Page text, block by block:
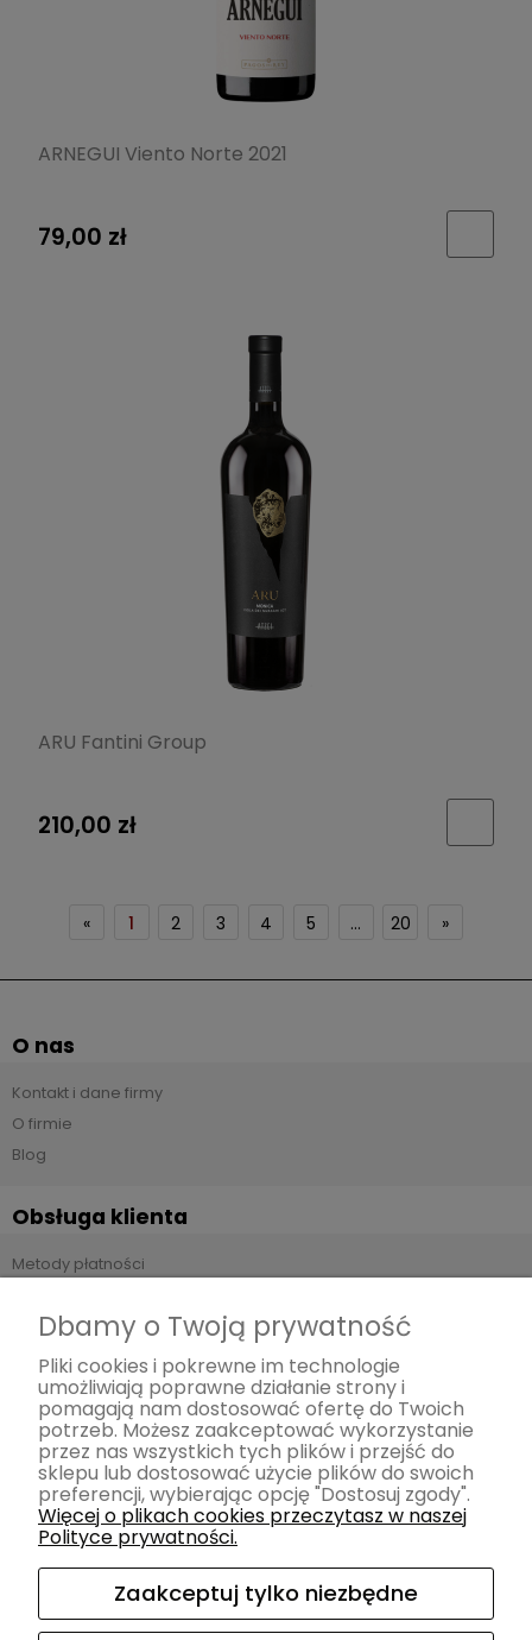
ARNEGUI Viento Norte 2021
79,00 zł
ARU Fantini Group
210,00 zł
« 1 2 3 4 5 ... 20 »
O nas
Kontakt i dane firmy
O firmie
Blog
Obsługa klienta
Metody płatności
Czas realizacji zamówienia
Zwroty i reklamacje
Pomoc
Regulamin
Polityka prywatności
Twoje zamówienia
Dbamy o Twoją prywatność
Pliki cookies i pokrewne im technologie
umożliwiają poprawne działanie strony i
pomagają nam dostosować ofertę do Twoich
potrzeb. Możesz zaakceptować wykorzystanie
przez nas wszystkich tych plików i przejść do
sklepu lub dostosować użycie plików do swoich
preferencji, wybierając opcję "Dostosuj zgody".
Więcej o plikach cookies przeczytasz w naszej
Polityce prywatności.
Zaakceptuj tylko niezbędne